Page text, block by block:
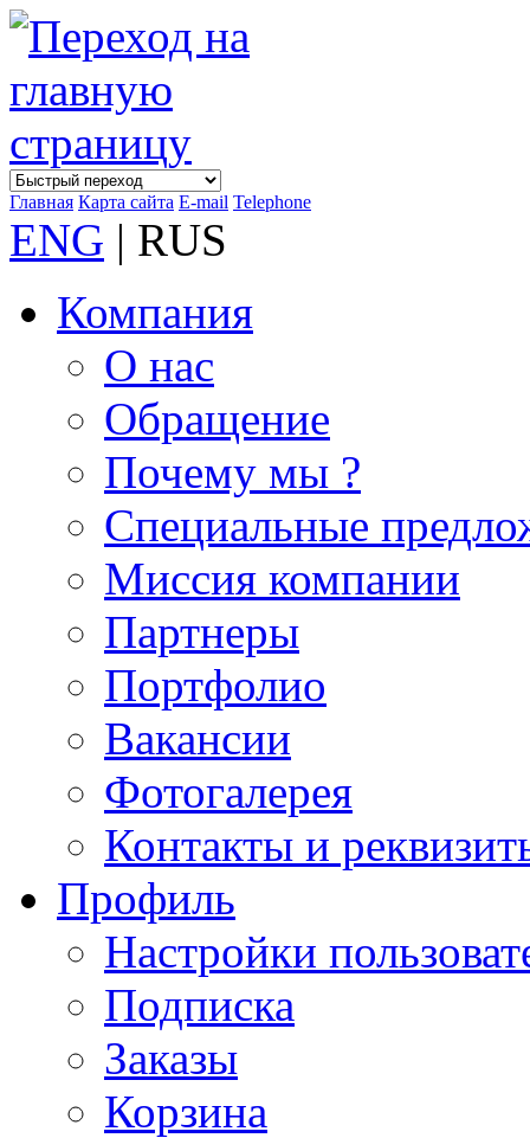
Главная Карта сайта E-mail Telephone
ENG | RUS
Компания
О нас
Обращение
Почему мы ?
Специальные
Миссия компании
Партнеры
Портфолио
Вакансии
Фотогалерея
Контакты и
Профиль
Настройки
Подписка
Заказы
Корзина